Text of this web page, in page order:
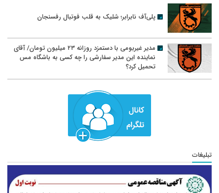
پلی‌آف نابرابر؛ شلیک به قلب فوتبال رفسنجان
مدیر غیربومی با دستمزد روزانه ۲۳ میلیون تومان/ آقای
نماینده این مدیر سفارشی را چه کسی به باشگاه مس
تحمیل کرد؟
تبلیغات